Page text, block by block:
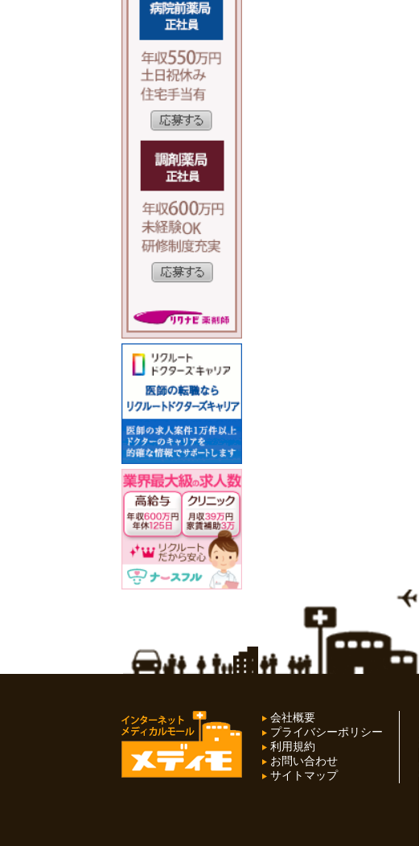
会社概要
プライバシーポリシー
利用規約
お問い合わせ
サイトマップ